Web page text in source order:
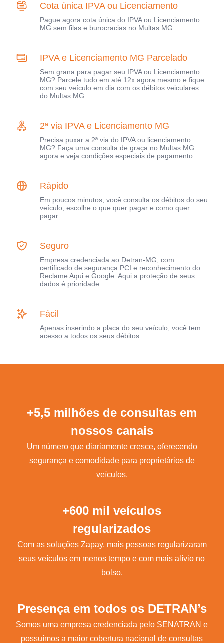
Cota única IPVA ou Licenciamento
Pague agora cota única do IPVA ou Licenciamento
MG sem filas e burocracias no Multas MG.
IPVA e Licenciamento MG Parcelado
Sem grana para pagar seu IPVA ou Licenciamento
MG? Parcele tudo em até 12x agora mesmo e fique
com seu veículo em dia com os débitos veiculares
do Multas MG.
2ª via IPVA e Licenciamento MG
Precisa puxar a 2ª via do IPVA ou licenciamento
MG? Faça uma consulta de graça no Multas MG
agora e veja condições especiais de pagamento.
Rápido
Em poucos minutos, você consulta os débitos do seu
veículo, escolhe o que quer pagar e como quer
pagar.
Seguro
Empresa credenciada ao Detran-MG, com
certificado de segurança PCI e reconhecimento do
Reclame Aqui e Google. Aqui a proteção de seus
dados é prioridade.
Fácil
Apenas inserindo a placa do seu veículo, você tem
acesso a todos os seus débitos.
+5,5 milhões de consultas em
nossos canais
Um número que diariamente cresce, oferecendo
segurança e comodidade para proprietários de
veículos.
+600 mil veículos
regularizados
Com as soluções Zapay, mais pessoas regularizaram
seus veículos em menos tempo e com mais alívio no
bolso.
Presença em todos os DETRAN’s
Somos uma empresa credenciada pelo SENATRAN e
possuímos a maior cobertura nacional de consultas